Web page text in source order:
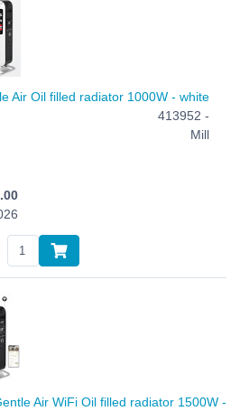
Air Oil filled radiator 1000W - white
413952 -
Mill
Air WiFi Oil filled radiator 1500W -